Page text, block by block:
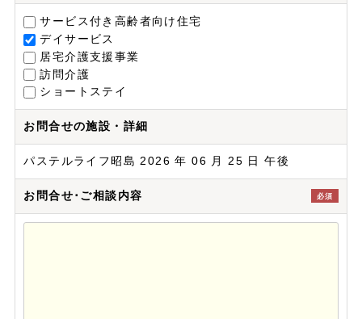
サービス付き高齢者向け住宅
デイサービス
居宅介護支援事業
訪問介護
ショートステイ
お問合せの施設・詳細
パステルライフ昭島 2026 年 06 月 25 日 午後
お問合せ･ご相談内容 必須